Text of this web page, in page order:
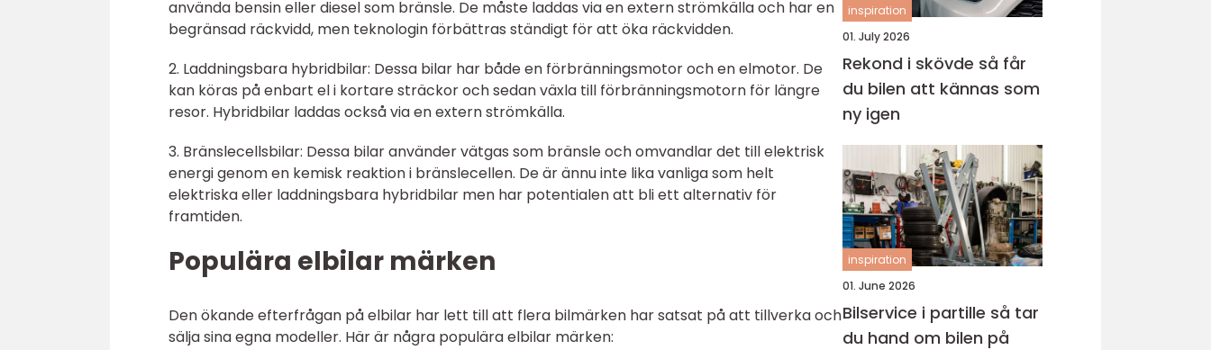
använda bensin eller diesel som bränsle. De måste laddas via en extern strömkälla och har en
begränsad räckvidd, men teknologin förbättras ständigt för att öka räckvidden.
2. Laddningsbara hybridbilar: Dessa bilar har både en förbränningsmotor och en elmotor. De
kan köras på enbart el i kortare sträckor och sedan växla till förbränningsmotorn för längre
resor. Hybridbilar laddas också via en extern strömkälla.
3. Bränslecellsbilar: Dessa bilar använder vätgas som bränsle och omvandlar det till elektrisk
energi genom en kemisk reaktion i bränslecellen. De är ännu inte lika vanliga som helt
elektriska eller laddningsbara hybridbilar men har potentialen att bli ett alternativ för
framtiden.
Populära elbilar märken
Den ökande efterfrågan på elbilar har lett till att flera bilmärken har satsat på att tillverka och
sälja sina egna modeller. Här är några populära elbilar märken:
inspiration
01. July 2026
Rekond i skövde så får
du bilen att kännas som
ny igen
inspiration
01. June 2026
Bilservice i partille så tar
du hand om bilen på